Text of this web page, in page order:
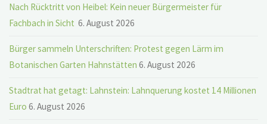
Nach Rücktritt von Heibel: Kein neuer Bürgermeister für
Fachbach in Sicht 6. August 2026
Bürger sammeln Unterschriften: Protest gegen Lärm im
Botanischen Garten Hahnstätten 6. August 2026
Stadtrat hat getagt: Lahnstein: Lahnquerung kostet 14 Millionen
Euro 6. August 2026